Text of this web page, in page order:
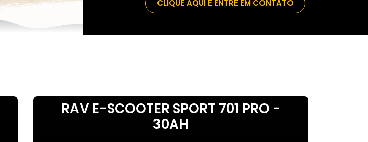
CLIQUE AQUI E ENTRE EM CONTATO
RAV E-SCOOTER SPORT 701 PRO -
30AH